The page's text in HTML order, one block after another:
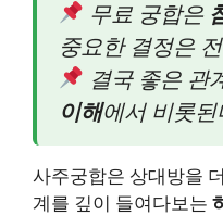
무료 궁합은
중요한 결정은
결국 좋은 관
이해에서 비롯된
사주궁합은 상대방을
계를 깊이 들여다보는